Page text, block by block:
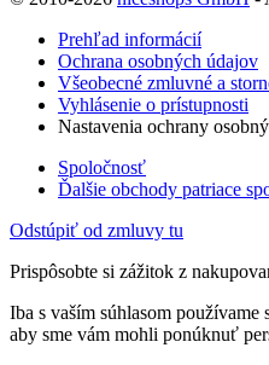
Prehľad informácií
Ochrana osobných údajov
Všeobecné zmluvné a
Vyhlásenie o prístupnosti
Nastavenia ochrany
Spoločnosť
Ďalšie obchody patriace
Odstúpiť od zmluvy tu
Prispôsobte si zážitok z
Iba s vaším súhlasom
aby sme vám mohli ponúknuť